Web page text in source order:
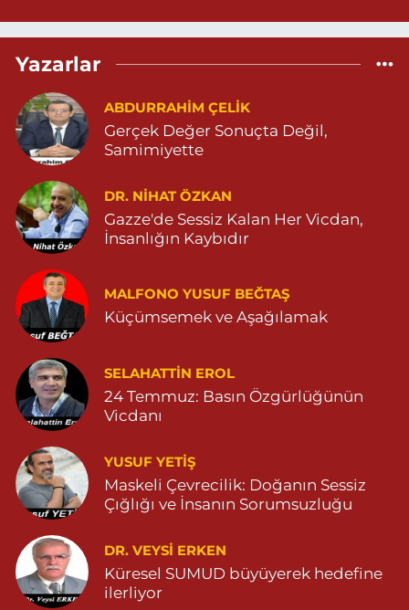
Sevlim Eczanesi
YENİ MAHALLE 514 SOKAK NO:36 ÇEÇEN MEZARLIĞININ 300
0 (482) 313 07 47 Yol Tarifi Al
Sarohan Eczanesi
ZEYTNPINAR MAHALLESİ ROJ CADDESİ NO:30 A derik devlet
hastanesi karşısı 05425113484
0 (542) 511 34 84 Yol Tarifi Al
Eymen Eczanesi
POYRAZ MAHALLE MEVLANA SOKAK NO:5A 05343032144
0 (534) 303 21 44 Yol Tarifi Al
Yeni Eczanesi
YENİ MAHALLE 3086 SOKAK NO:2 4 04825413156
0 (482) 541 31 56 Yol Tarifi Al
İlknur Eczanesi
GÜL MAH. VATAN CAD. NO:2A 04825911091
0 (482) 591 10 91
Turan Eczanesi
TEPEBAŞI MAHALLE KISMETLİ CADDE NO:59D SAĞLIK OCAĞI
YANI 04823813670
Yazarlar
ABDURRAHIM ÇELİK
Gerçek Değer Sonuçta Değil,
Samimiyette
DR. NIHAT ÖZKAN
Gazze'de Sessiz Kalan Her Vicdan,
İnsanlığın Kaybıdır
MALFONO YUSUF BEĞTAŞ
Küçümsemek ve Aşağılamak
SELAHATTIN EROL
24 Temmuz: Basın Özgürlüğünün
Vicdanı
YUSUF YETİŞ
Maskeli Çevrecilik: Doğanın Sessiz
Çığlığı ve İnsanın Sorumsuzluğu
DR. VEYSI ERKEN
Küresel SUMUD büyüyerek hedefine
ilerliyor